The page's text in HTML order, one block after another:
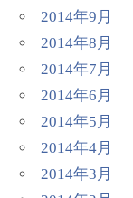
2014年9月
2014年8月
2014年7月
2014年6月
2014年5月
2014年4月
2014年3月